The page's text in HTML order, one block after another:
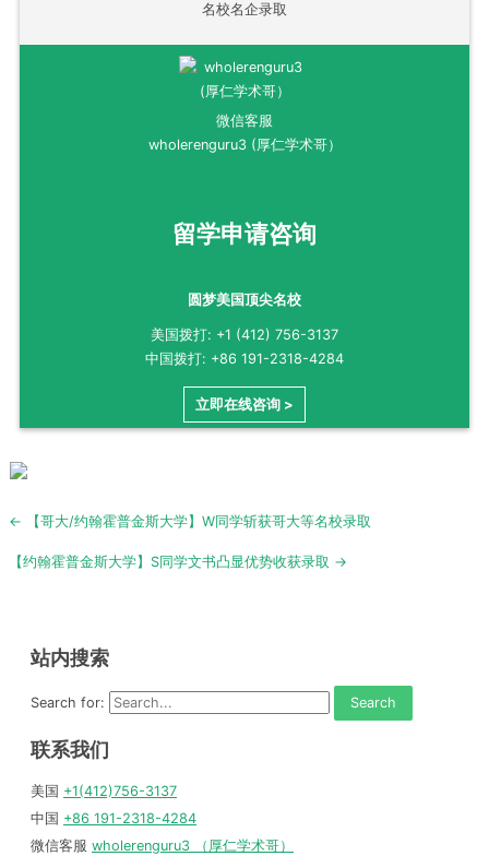
名校名企录取
微信客服
wholerenguru3 (厚仁学术哥）
留学申请咨询
圆梦美国顶尖名校
美国拨打: +1 (412) 756-3137
中国拨打: +86 191-2318-4284
立即在线咨询 >
Post
← 【哥大/约翰霍普金斯大学】W同学斩获哥大等名校录取
【约翰霍普金斯大学】S同学文书凸显优势收获录取 →
站内搜索
Search for:
联系我们
美国 +1(412)756-3137
中国 +86 191-2318-4284
微信客服 wholerenguru3 （厚仁学术哥）